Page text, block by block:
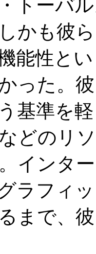
トーバ
かも彼
能性と
った。
基準を
どのリ
インタ
ラフィ
まで、